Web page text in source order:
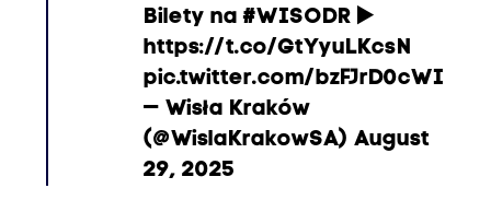
Bilety na#WISODR▶️
https://t.co/GtYyuLKcsN
pic.twitter.com/bzfjrD0cWI
— Wisła Kraków
(@WislaKrakowSA) August
29, 2025